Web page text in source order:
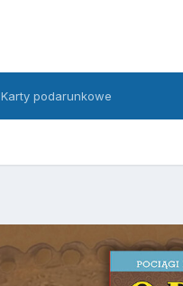
Karty podarunkowe